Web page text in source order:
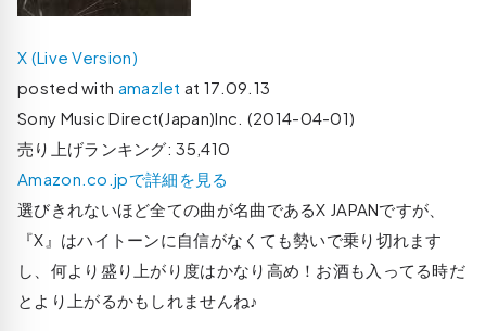
X (Live Version)
posted with amazlet at 17.09.13
Sony Music Direct(Japan)Inc. (2014-04-01)
売り上げランキング: 35,410
Amazon.co.jpで詳細を見る
選びきれないほど全ての曲が名曲であるX JAPANですが、
『X』はハイトーンに自信がなくても勢いで乗り切れます
し、何より盛り上がり度はかなり高め！お酒も入ってる時だ
とより上がるかもしれませんね♪